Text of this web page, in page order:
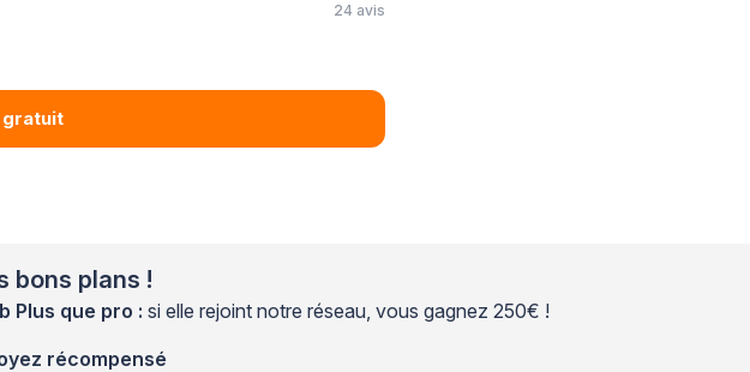
24 avis
gratuit
bons plans !
Plus que pro : si elle rejoint notre réseau, vous gagnez 250€ !
récompensé